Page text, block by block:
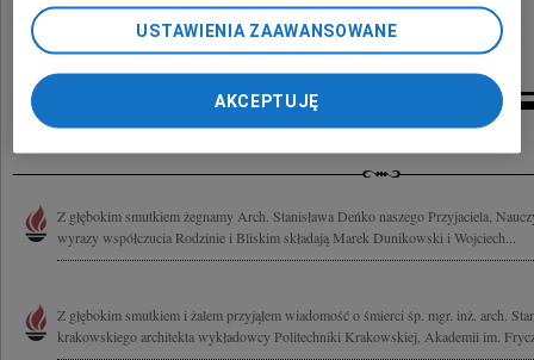
Anna z Andrzejem i Jola z Aleksandrem
Inne kondolencje
Z głębokim smutkiem żegnamy Arch. Stanisława Deńko naszego Przyjaciela,
wyrazy współczucia Rodzinie i Bliskim składają Marek Dunikowski i Wojciech...
Z głębokim smutkiem i żalem przyjąłem wiadomość o śmierci śp. mgr. inż. arch.
krakowskiego architekta wykładowcy Politechniki Krakowskiej, Akademii im.
Lista Zaufanych Partnerów
USTAWIENIA ZAAWANSOWANE
AKCEPTUJĘ